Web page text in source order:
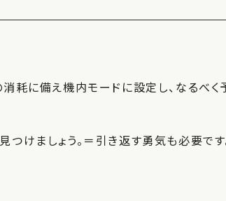
耗に備え機内モードに設定し、なるべく
けましょう。＝引き返す勇気も必要です